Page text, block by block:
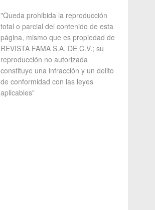
"Queda prohibida la reproducción
total o parcial del contenido de esta
página, mismo que es propiedad de
REVISTA FAMA S.A. DE C.V.; su
reproducción no autorizada
constituye una infracción y un delito
de conformidad con las leyes
aplicables"